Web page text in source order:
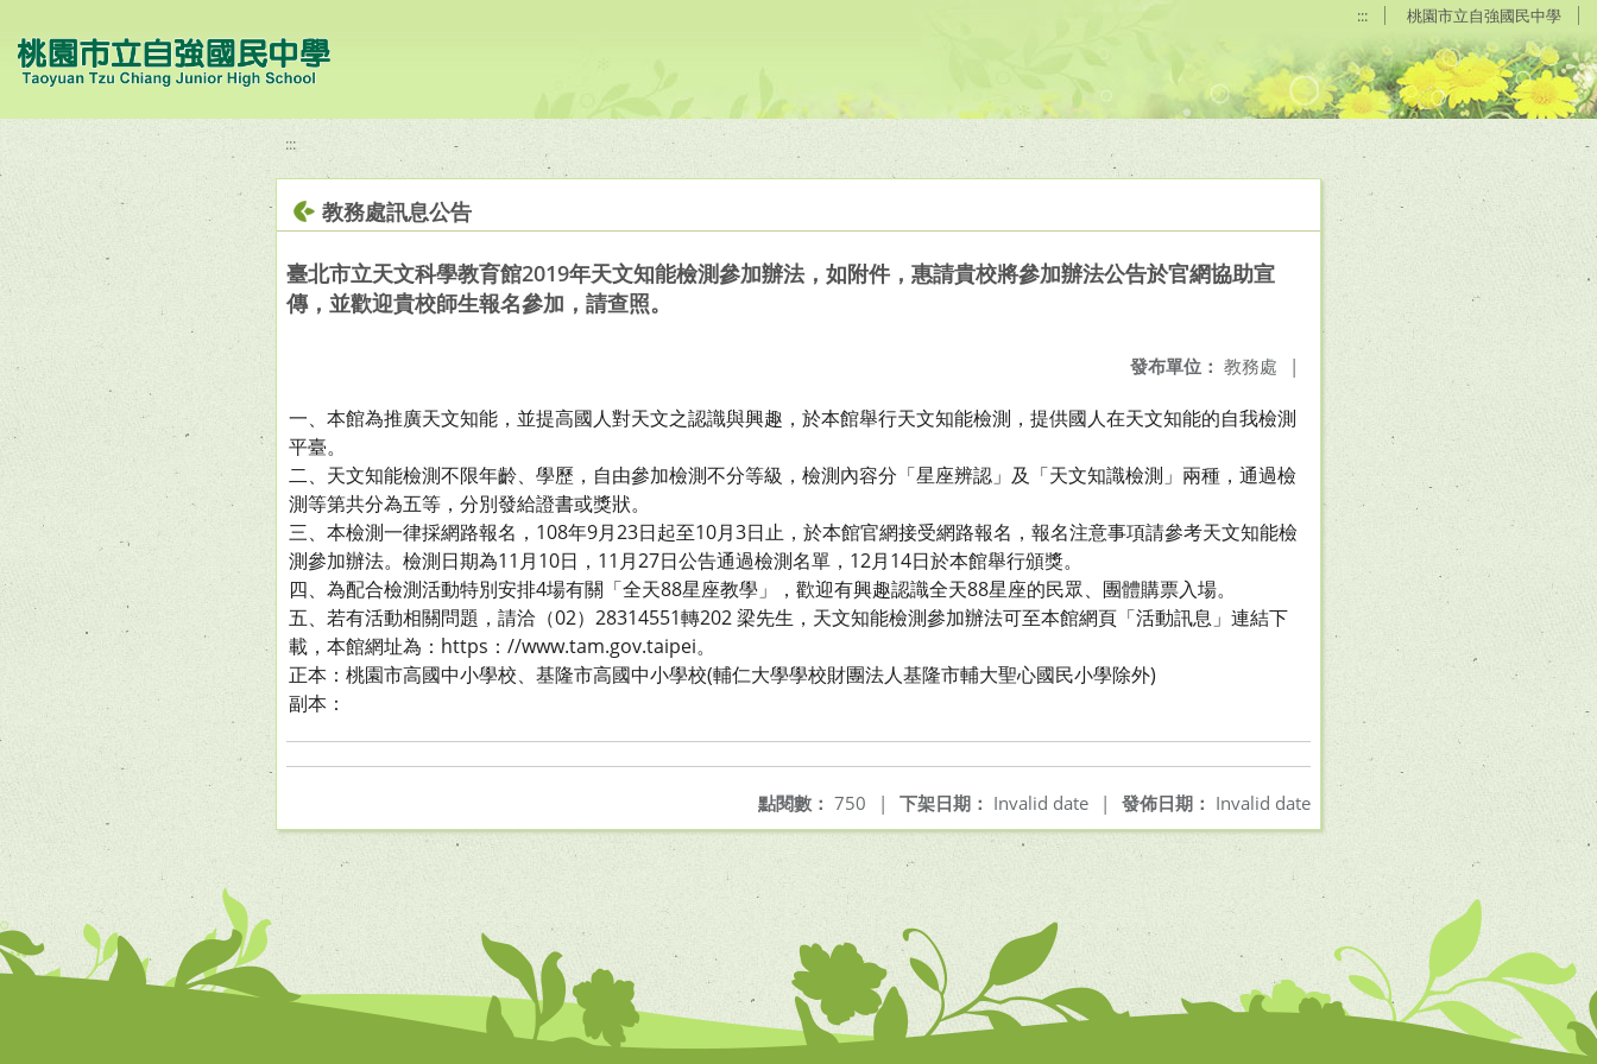
::: 桃園市立自強國民中學
:::
教務處訊息公告
臺北市立天文科學教育館2019年天文知能檢測參加辦法，如附件，惠請貴校將參加辦法公告於官網協助宣
傳，並歡迎貴校師生報名參加，請查照。
發布單位： 教務處 |
一、本館為推廣天文知能，並提高國人對天文之認識與興趣，於本館舉行天文知能檢測，提供國人在天文知能的自我檢測
平臺。
二、天文知能檢測不限年齡、學歷，自由參加檢測不分等級，檢測內容分「星座辨認」及「天文知識檢測」兩種，通過檢
測等第共分為五等，分別發給證書或獎狀。
三、本檢測一律採網路報名，108年9月23日起至10月3日止，於本館官網接受網路報名，報名注意事項請參考天文知能檢
測參加辦法。檢測日期為11月10日，11月27日公告通過檢測名單，12月14日於本館舉行頒獎。
四、為配合檢測活動特別安排4場有關「全天88星座教學」，歡迎有興趣認識全天88星座的民眾、團體購票入場。
五、若有活動相關問題，請洽（02）28314551轉202 梁先生，天文知能檢測參加辦法可至本館網頁「活動訊息」連結下
載，本館網址為：https：//www.tam.gov.taipei。
正本：桃園市高國中小學校、基隆市高國中小學校(輔仁大學學校財團法人基隆市輔大聖心國民小學除外)
副本：
發佈日期： Invalid date
下架日期： Invalid date |
點閱數： 750 |